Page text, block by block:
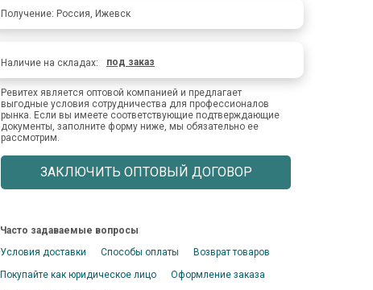
Получение: Россия, Ижевск
Наличие на складах: под заказ
Ревитех является оптовой компанией и предлагает
выгодные условия сотрудничества для профессионалов
рынка. Если вы имеете соответствующие подтверждающие
документы, заполните форму ниже, мы обязательно ее
рассмотрим.
ЗАКЛЮЧИТЬ ОПТОВЫЙ ДОГОВОР
Часто задаваемые вопросы
Условия доставки
Способы оплаты
Возврат товаров
Покупайте как юридическое лицо
Оформление заказа